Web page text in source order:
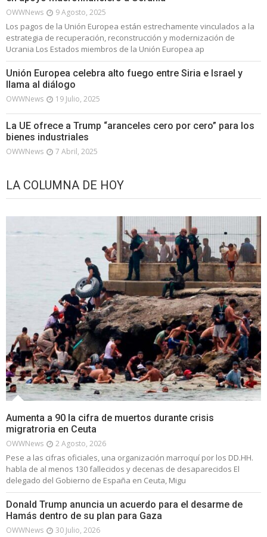
OWWNews 9 Agosto, 2025
Los pagos de la Unión Europea están estrechamente vinculados a la
estrategia de recuperación, reconstrucción y modernización de
Ucrania Los Estados miembros de la Unión Europea ap
Unión Europea celebra alto fuego entre Siria e Israel y
llama al diálogo
OWWNews 19 Julio, 2025
La UE ofrece a Trump “aranceles cero por cero” para los
bienes industriales
OWWNews 7 Abril, 2025
LA COLUMNA DE HOY
Aumenta a 90 la cifra de muertos durante crisis
migratroria en Ceuta
OWWNews 2 Agosto, 2026
Pese a las cifras oficiales, una organización marroquí por los DD.HH.
habla de al menos 130 fallecidos y decenas de desaparecidos El
delegado del Gobierno de España en Ceuta, Migu
Donald Trump anuncia un acuerdo para el desarme de
Hamás dentro de su plan para Gaza
OWWNews 30 Julio, 2026